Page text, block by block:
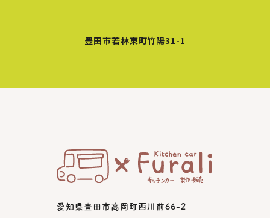
豊田市若林東町竹陽31-1
愛知県豊田市高岡町西川前66-2